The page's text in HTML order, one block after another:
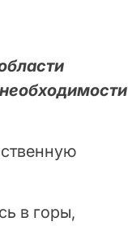
в горы,